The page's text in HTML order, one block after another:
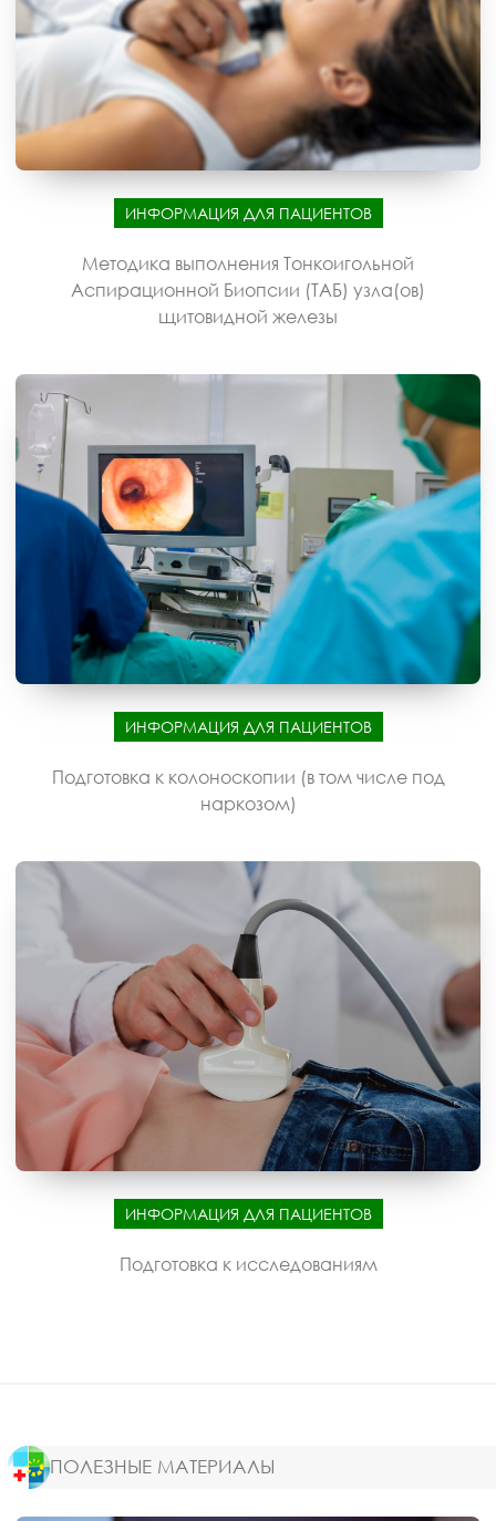
ИНФОРМАЦИЯ ДЛЯ ПАЦИЕНТОВ
Методика выполнения Тонкоигольной
Аспирационной Биопсии (ТАБ) узла(ов)
щитовидной железы
ИНФОРМАЦИЯ ДЛЯ ПАЦИЕНТОВ
Подготовка к колоноскопии (в том числе под
наркозом)
ИНФОРМАЦИЯ ДЛЯ ПАЦИЕНТОВ
Подготовка к исследованиям
ПОЛЕЗНЫЕ МАТЕРИАЛЫ